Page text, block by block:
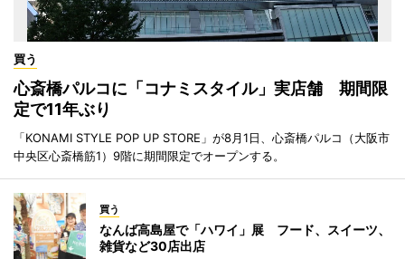
買う
心斎橋パルコに「コナミスタイル」実店舗 期間限
定で11年ぶり
「KONAMI STYLE POP UP STORE」が8月1日、心斎橋パルコ（大阪市
中央区心斎橋筋1）9階に期間限定でオープンする。
買う
なんば高島屋で「ハワイ」展 フード、スイーツ、
雑貨など30店出店